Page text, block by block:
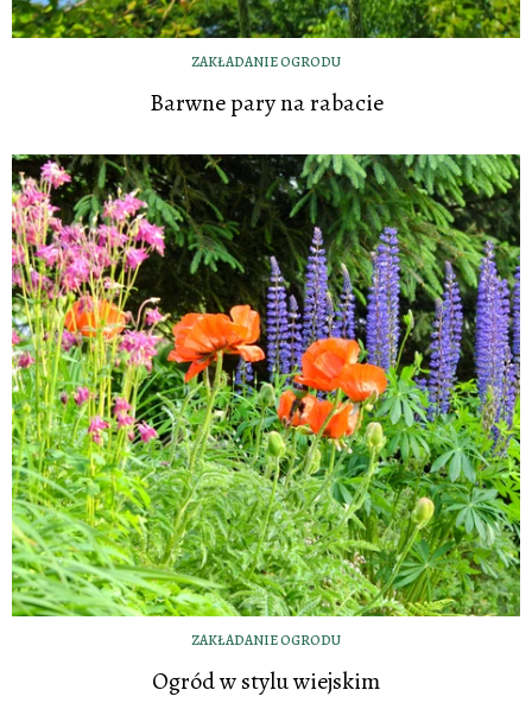
ZAKŁADANIE OGRODU
Barwne pary na rabacie
ZAKŁADANIE OGRODU
Ogród w stylu wiejskim